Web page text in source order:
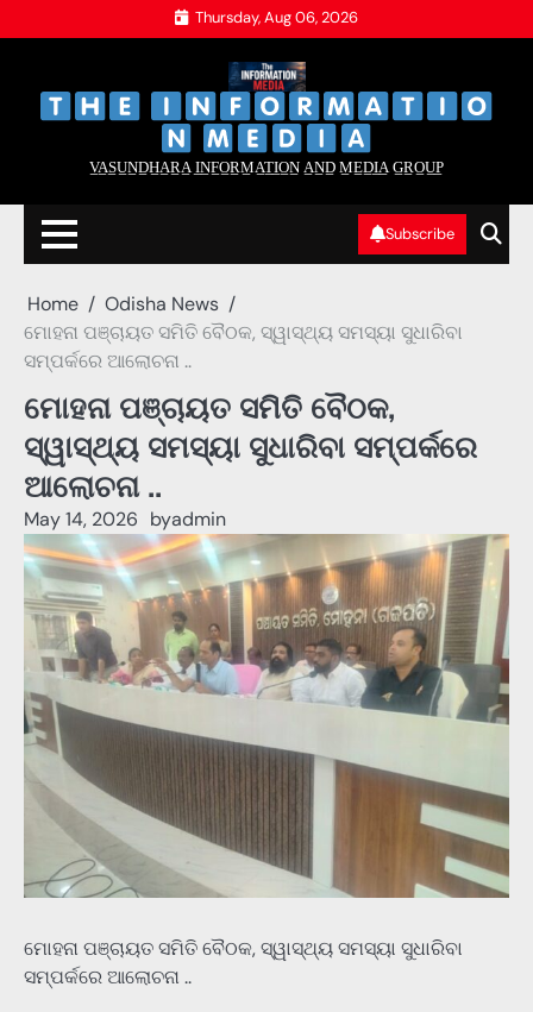
to
Thursday, Aug 06, 2026
V̲A̲S̲U̲N̲D̲H̲A̲R̲A̲ I̲N̲F̲O̲R̲M̲A̲T̲I̲O̲N̲ A̲N̲D̲ M̲E̲D̲I̲A̲ G̲R̲O̲U̲P̲
Subscribe
Home
Odisha News
ମୋହନା ପଞ୍ଚାୟତ ସମିତି ବୈଠକ, ସ୍ୱାସ୍ଥ୍ୟ ସମସ୍ୟା ସୁଧାରିବା
ସମ୍ପର୍କରେ ଆଲୋଚନା ..
ମୋହନା ପଞ୍ଚାୟତ ସମିତି ବୈଠକ,
ସ୍ୱାସ୍ଥ୍ୟ ସମସ୍ୟା ସୁଧାରିବା ସମ୍ପର୍କରେ
ଆଲୋଚନା ..
May 14, 2026 byadmin
ମୋହନା ପଞ୍ଚାୟତ ସମିତି ବୈଠକ, ସ୍ୱାସ୍ଥ୍ୟ ସମସ୍ୟା ସୁଧାରିବା
ସମ୍ପର୍କରେ ଆଲୋଚନା ..